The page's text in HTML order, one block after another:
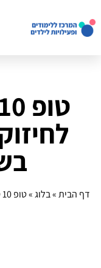
דף הבית»בלוג»טופ 10 טכניקות DIY לחיזוק ביטחון עצמי בשנת 2025